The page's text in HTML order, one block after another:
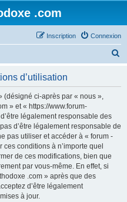
.com
Connexion
Inscription
d’utilisation
(désigné ci-après par « nous »,
» et « https://www.forum-
légalement responsable des
d’être légalement responsable de
pas utiliser et accéder à « forum -
conditions à n’importe quel
de ces modifications, bien que
par vous-même. En effet, si
.com » après que des
d’être légalement
à jour.